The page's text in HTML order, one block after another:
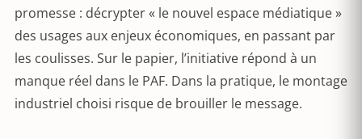
promesse : décrypter « le nouvel espace médiatique »
des usages aux enjeux économiques, en passant par
les coulisses. Sur le papier, l’initiative répond à un
manque réel dans le PAF. Dans la pratique, le montage
industriel choisi risque de brouiller le message.